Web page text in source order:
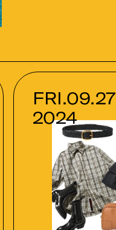
FRI.09.27
2024